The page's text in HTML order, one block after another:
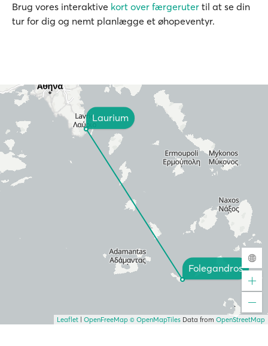
Brug vores interaktive kort over færgeruter til at se din
tur for dig og nemt planlægge et øhopeventyr.
Laurium
Folegandros
Leaflet OpenFreeMap © OpenMapTiles Data from OpenStreetMap